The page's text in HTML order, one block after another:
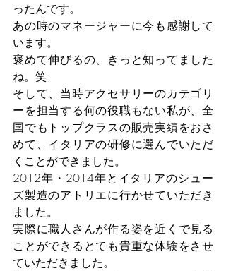
ったんです。
あの時のマネージャーに今も感謝して
います。
褒めて伸びるの、きっと知ってました
ね。笑
そして、当時アクセサリーのカテゴリ
ーを担当する何の役職もない私が、全
国でもトップクラスの販売実績をおさ
めて、イタリアの研修に選んでいただ
くことができました。
2012年・2014年とイタリアのシュー
ズ製造のアトリエに行かせていただき
ました。
実際に職人さんが作る姿を近くで見る
ことができるとても貴重な体験をさせ
ていただきました。